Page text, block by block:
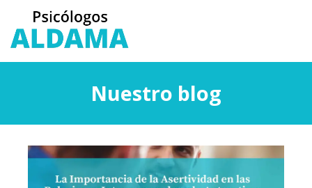
contenido
principal
barra
Nuestro blog